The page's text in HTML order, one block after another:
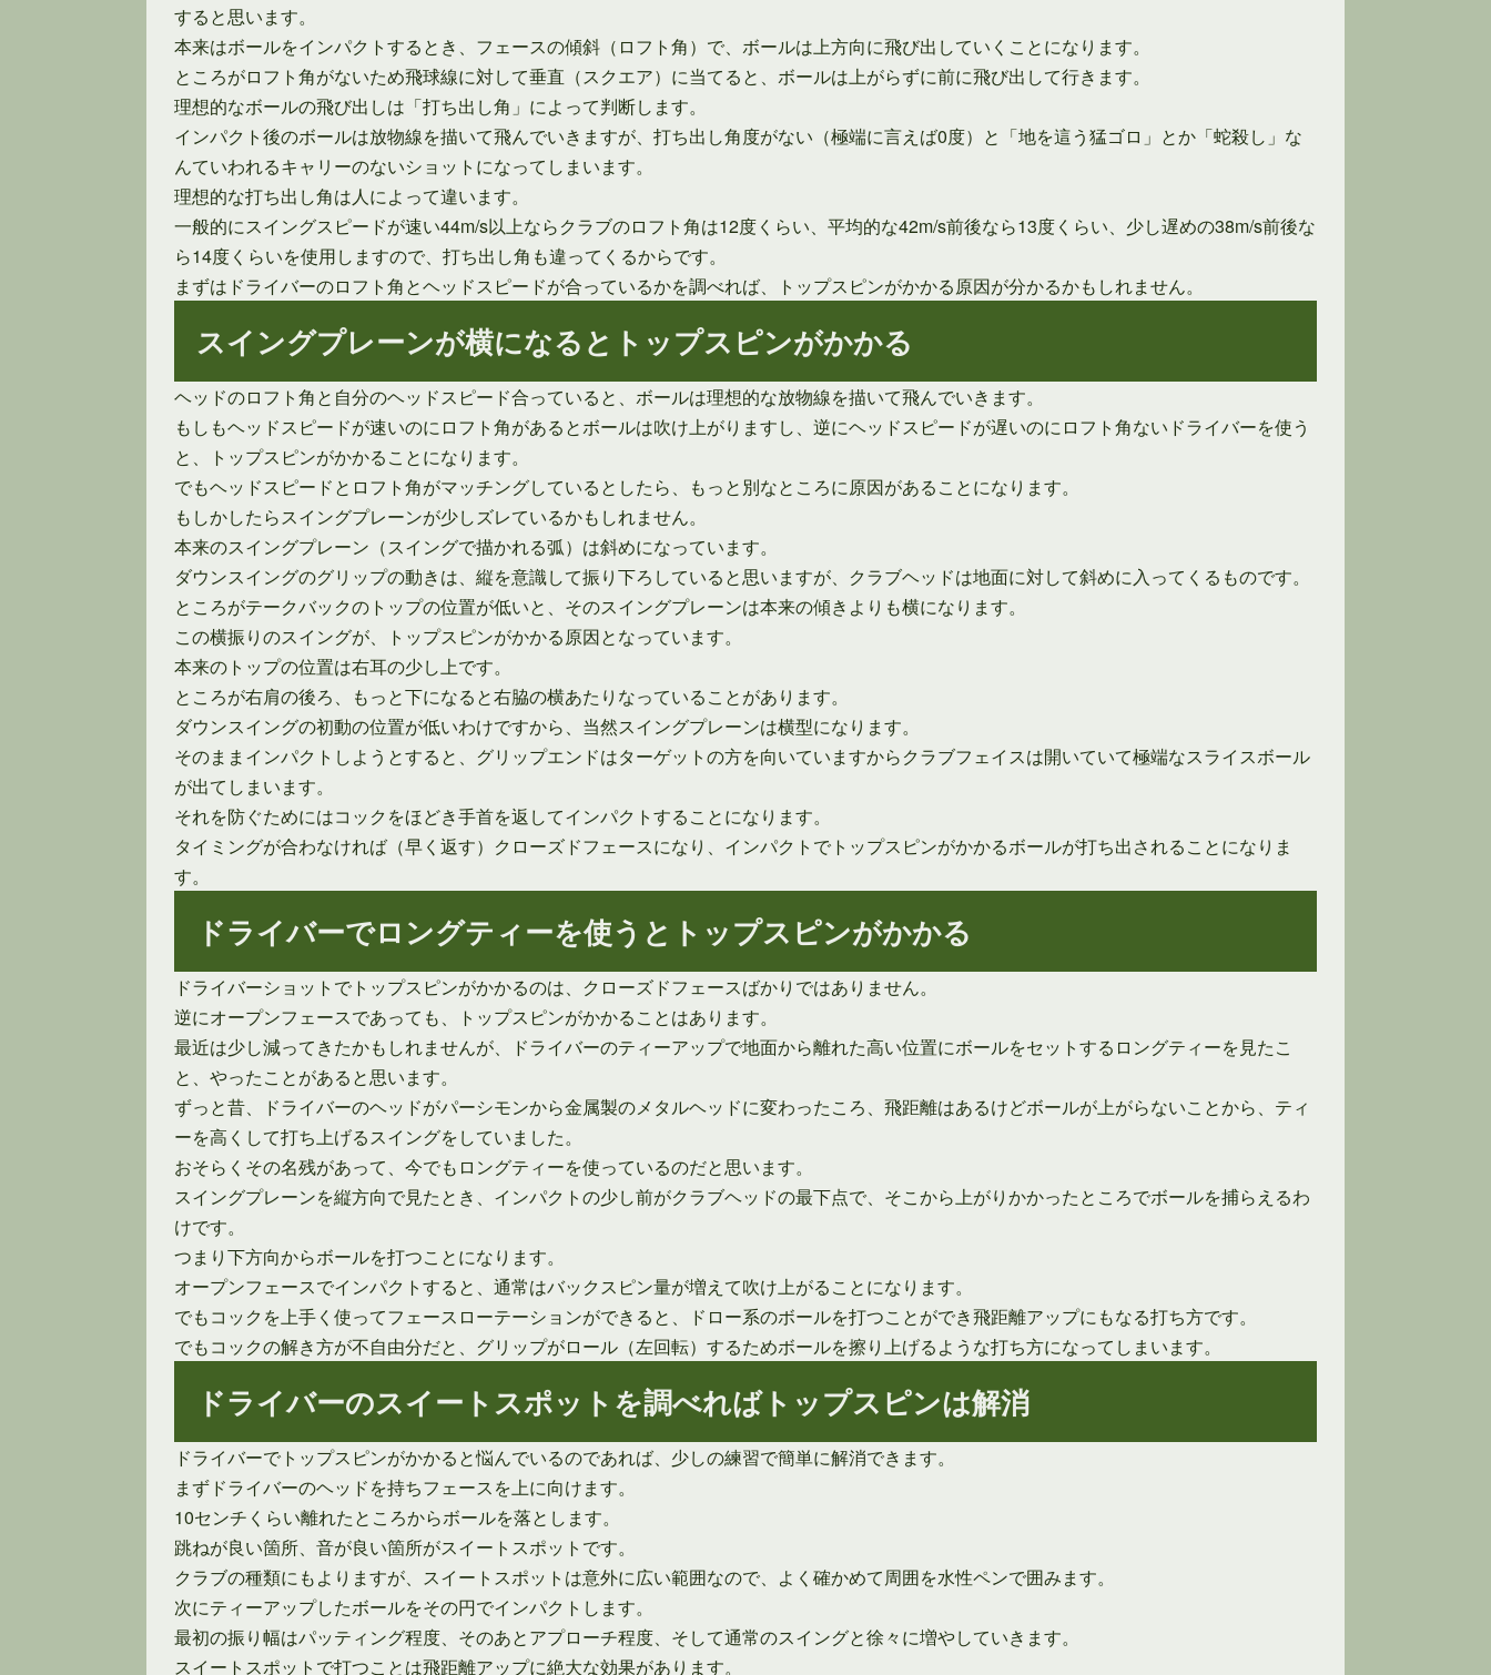
すると思います。
本来はボールをインパクトするとき、フェースの傾斜（ロフト角）で、ボールは上方向に飛び出していくことになります。
ところがロフト角がないため飛球線に対して垂直（スクエア）に当てると、ボールは上がらずに前に飛び出して行きます。
理想的なボールの飛び出しは「打ち出し角」によって判断します。
インパクト後のボールは放物線を描いて飛んでいきますが、打ち出し角度がない（極端に言えば0度）と「地を這う猛ゴロ」とか「蛇殺し」な
んていわれるキャリーのないショットになってしまいます。
理想的な打ち出し角は人によって違います。
一般的にスイングスピードが速い44m/s以上ならクラブのロフト角は12度くらい、平均的な42m/s前後なら13度くらい、少し遅めの38m/s前後な
ら14度くらいを使用しますので、打ち出し角も違ってくるからです。
まずはドライバーのロフト角とヘッドスピードが合っているかを調べれば、トップスピンがかかる原因が分かるかもしれません。
スイングプレーンが横になるとトップスピンがかかる
ヘッドのロフト角と自分のヘッドスピード合っていると、ボールは理想的な放物線を描いて飛んでいきます。
もしもヘッドスピードが速いのにロフト角があるとボールは吹け上がりますし、逆にヘッドスピードが遅いのにロフト角ないドライバーを使う
と、トップスピンがかかることになります。
でもヘッドスピードとロフト角がマッチングしているとしたら、もっと別なところに原因があることになります。
もしかしたらスイングプレーンが少しズレているかもしれません。
本来のスイングプレーン（スイングで描かれる弧）は斜めになっています。
ダウンスイングのグリップの動きは、縦を意識して振り下ろしていると思いますが、クラブヘッドは地面に対して斜めに入ってくるものです。
ところがテークバックのトップの位置が低いと、そのスイングプレーンは本来の傾きよりも横になります。
この横振りのスイングが、トップスピンがかかる原因となっています。
本来のトップの位置は右耳の少し上です。
ところが右肩の後ろ、もっと下になると右脇の横あたりなっていることがあります。
ダウンスイングの初動の位置が低いわけですから、当然スイングプレーンは横型になります。
そのままインパクトしようとすると、グリップエンドはターゲットの方を向いていますからクラブフェイスは開いていて極端なスライスボール
が出てしまいます。
それを防ぐためにはコックをほどき手首を返してインパクトすることになります。
タイミングが合わなければ（早く返す）クローズドフェースになり、インパクトでトップスピンがかかるボールが打ち出されることになりま
す。
ドライバーでロングティーを使うとトップスピンがかかる
ドライバーショットでトップスピンがかかるのは、クローズドフェースばかりではありません。
逆にオープンフェースであっても、トップスピンがかかることはあります。
最近は少し減ってきたかもしれませんが、ドライバーのティーアップで地面から離れた高い位置にボールをセットするロングティーを見たこ
と、やったことがあると思います。
ずっと昔、ドライバーのヘッドがパーシモンから金属製のメタルヘッドに変わったころ、飛距離はあるけどボールが上がらないことから、ティ
ーを高くして打ち上げるスイングをしていました。
おそらくその名残があって、今でもロングティーを使っているのだと思います。
スイングプレーンを縦方向で見たとき、インパクトの少し前がクラブヘッドの最下点で、そこから上がりかかったところでボールを捕らえるわ
けです。
つまり下方向からボールを打つことになります。
オープンフェースでインパクトすると、通常はバックスピン量が増えて吹け上がることになります。
でもコックを上手く使ってフェースローテーションができると、ドロー系のボールを打つことができ飛距離アップにもなる打ち方です。
でもコックの解き方が不自由分だと、グリップがロール（左回転）するためボールを擦り上げるような打ち方になってしまいます。
ドライバーのスイートスポットを調べればトップスピンは解消
ドライバーでトップスピンがかかると悩んでいるのであれば、少しの練習で簡単に解消できます。
まずドライバーのヘッドを持ちフェースを上に向けます。
10センチくらい離れたところからボールを落とします。
跳ねが良い箇所、音が良い箇所がスイートスポットです。
クラブの種類にもよりますが、スイートスポットは意外に広い範囲なので、よく確かめて周囲を水性ペンで囲みます。
次にティーアップしたボールをその円でインパクトします。
最初の振り幅はパッティング程度、そのあとアプローチ程度、そして通常のスイングと徐々に増やしていきます。
スイートスポットで打つことは飛距離アップに絶大な効果があります。